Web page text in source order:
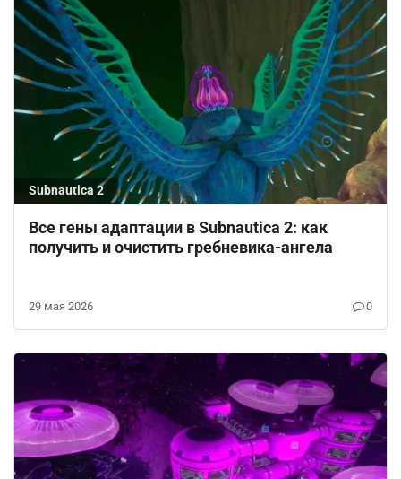
Subnautica 2
Все гены адаптации в Subnautica 2: как
получить и очистить гребневика-ангела
29 мая 2026 0